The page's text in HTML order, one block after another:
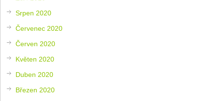
Srpen 2020
Červenec 2020
Červen 2020
Květen 2020
Duben 2020
Březen 2020